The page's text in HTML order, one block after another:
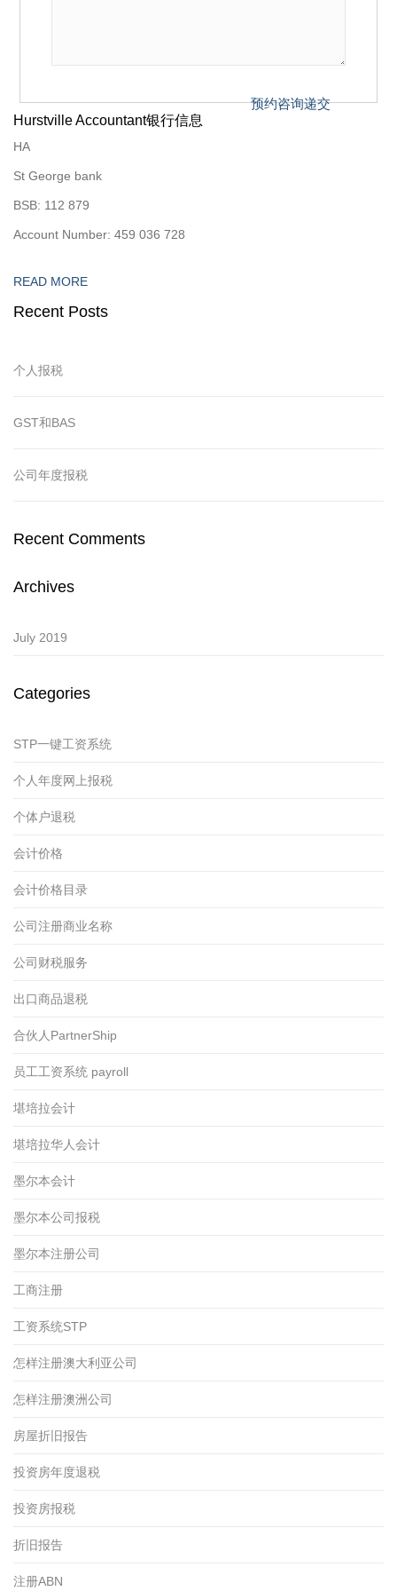
Hurstville Accountant银行信息
HA
St George bank
BSB: 112 879
Account Number: 459 036 728
READ MORE
Recent Posts
个人报税
GST和BAS
公司年度报税
Recent Comments
Archives
July 2019
Categories
STP一键工资系统
个人年度网上报税
个体户退税
会计价格
会计价格目录
公司注册商业名称
公司财税服务
出口商品退税
合伙人PartnerShip
员工工资系统 payroll
堪培拉会计
堪培拉华人会计
墨尔本会计
墨尔本公司报税
墨尔本注册公司
工商注册
工资系统STP
怎样注册澳大利亚公司
怎样注册澳洲公司
房屋折旧报告
投资房年度退税
投资房报税
折旧报告
注册ABN